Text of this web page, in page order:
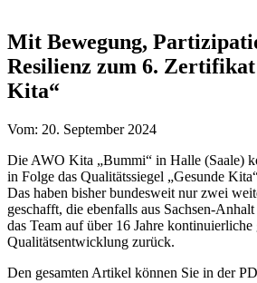
Mit Bewegung,
Resilienz zum 6. Zertifikat
Kita“
Vom: 20. September 2024
Die AWO Kita „Bummi“ in Halle (Saale)
in Folge das Qualitätssiegel „Gesunde
Das haben bisher bundesweit nur zwei
geschafft, die ebenfalls aus Sachsen-
das Team auf über 16 Jahre
Qualitätsentwicklung zurück.
Den gesamten Artikel können Sie in der